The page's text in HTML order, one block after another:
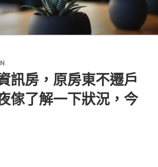
訊房，原房東不遷戶
傢了解一下狀況，今